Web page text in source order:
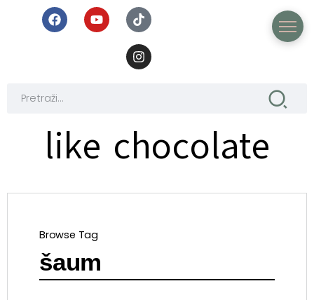
like chocolate
Browse Tag
šaum